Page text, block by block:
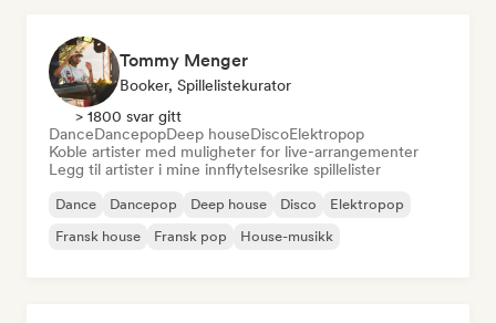
Tommy Menger
Booker, Spillelistekurator
> 1800 svar gitt
DanceDancepopDeep houseDiscoElektropop
Koble artister med muligheter for live-arrangementer
Legg til artister i mine innflytelsesrike spillelister
Dance Dancepop Deep house Disco
Elektropop
Fransk house
Fransk pop House-musikk